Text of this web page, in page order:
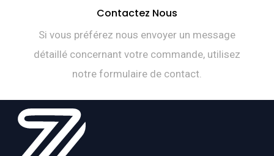
Contactez Nous
Si vous préférez nous envoyer un message
détaillé concernant votre commande, utilisez
notre formulaire de contact.